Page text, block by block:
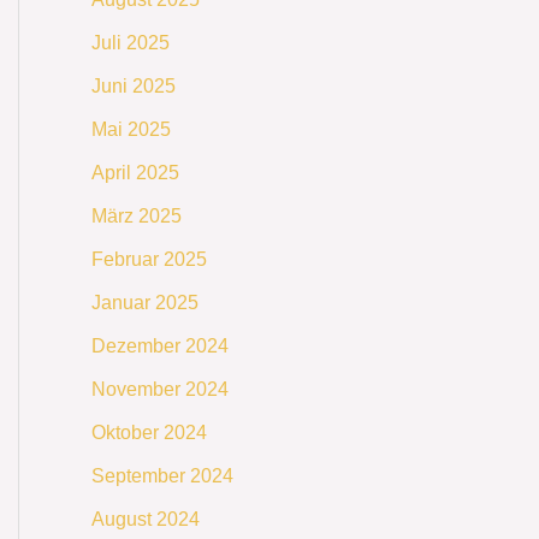
Juli 2025
Juni 2025
Mai 2025
April 2025
März 2025
Februar 2025
Januar 2025
Dezember 2024
November 2024
Oktober 2024
September 2024
August 2024